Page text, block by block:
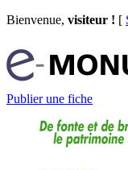
Bienvenue, visiteur ! [
Publier une fiche